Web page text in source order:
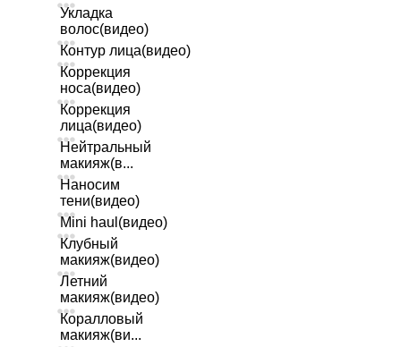
Укладка
волос(видео)
Контур лица(видео)
Коррекция
носа(видео)
Коррекция
лица(видео)
Нейтральный
макияж(в...
Наносим
тени(видео)
Mini haul(видео)
Клубный
макияж(видео)
Летний
макияж(видео)
Коралловый
макияж(ви...